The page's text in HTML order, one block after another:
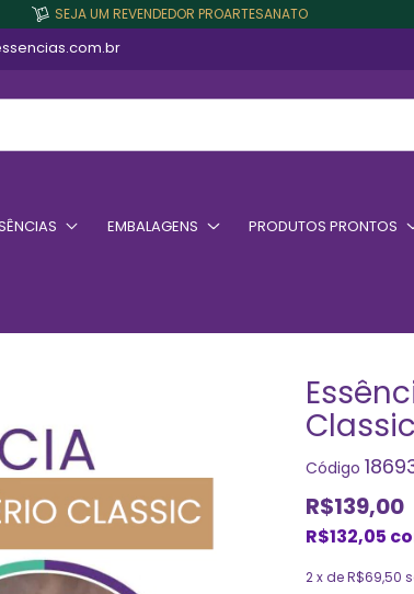
SEJA UM REVENDEDOR PROARTESANATO
EMBALAGENS PRODUTOS PRONTOS
Código
R$139,00
R$132,05
2x deR$69,50